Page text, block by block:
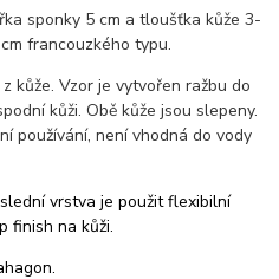
sponky 5 cm a tloušťka kůže 3-
francouzkého typu.
kůže. Vzor je vytvořen ražbu do
kůži. Obě kůže jsou slepeny.
používání, není vhodná do vody
vrstva je použit flexibilní
finish na kůži.